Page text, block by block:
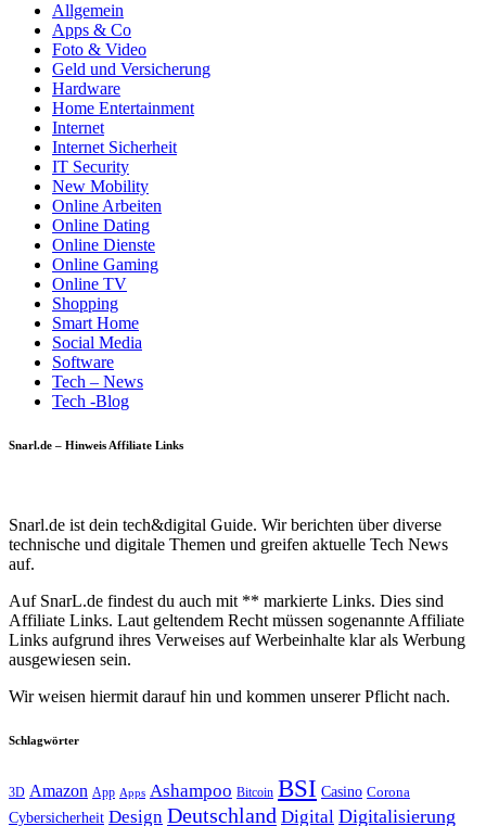
Allgemein
Apps & Co
Foto & Video
Geld und Versicherung
Hardware
Home Entertainment
Internet
Internet Sicherheit
IT Security
New Mobility
Online Arbeiten
Online Dating
Online Dienste
Online Gaming
Online TV
Shopping
Smart Home
Social Media
Software
Tech – News
Tech -Blog
Snarl.de – Hinweis Affiliate Links
Snarl.de ist dein tech&digital Guide. Wir berichten über diverse
technische und digitale Themen und greifen aktuelle Tech News
auf.
Auf SnarL.de findest du auch mit ** markierte Links. Dies sind
Affiliate Links. Laut geltendem Recht müssen sogenannte Affiliate
Links aufgrund ihres Verweises auf Werbeinhalte klar als Werbung
ausgewiesen sein.
Wir weisen hiermit darauf hin und kommen unserer Pflicht nach.
Schlagwörter
3D Amazon App Apps Ashampoo Bitcoin BSI Casino Corona
Cybersicherheit Design Deutschland Digital Digitalisierung